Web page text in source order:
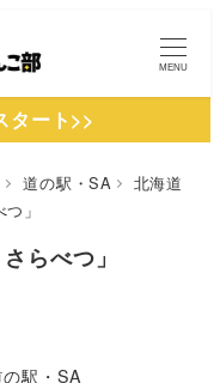
MENU
タート>>
道の駅・SA
北海道
」
らべつ」
ャンル
の駅・SA